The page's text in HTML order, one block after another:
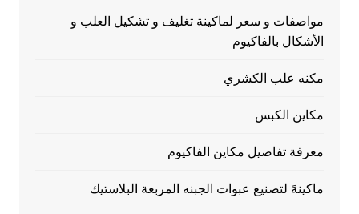
مواصفات و سعر لماكينة تغليف و تشكيل العلب و
الأشكال بالفاكيوم
مكنه علب الكشري
مكاين الكبس
معرفة تفاصيل مكاين الفاكيوم
ماكينهً لتصنيع عبوات الجبنه المربعة البلاستيك